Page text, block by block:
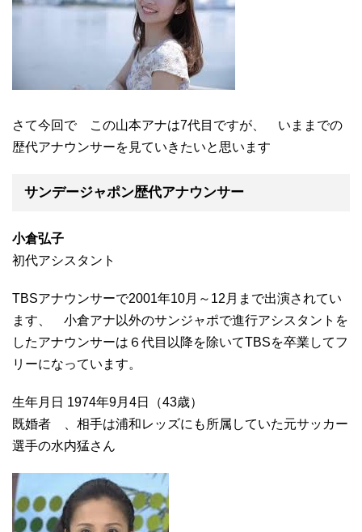
さて今回で この山本アナは7代目ですが、 いままでの
歴代アナウンサーを見ていきたいと思います
サンデージャポン歴代アナウンサー
小倉弘子
初代アシスタント
TBSアナウンサーで2001年10月～12月まで出演されてい
ます、 小倉アナ以外のサンジャポで進行アシスタントを
したアナウンサーは６代目以降を除いてTBSを卒業してフ
リーになっています。
生年月日 1974年9月4日（43歳）
既婚者 、相手は浦和レッズにも所属していた元サッカー
選手の水内猛さん